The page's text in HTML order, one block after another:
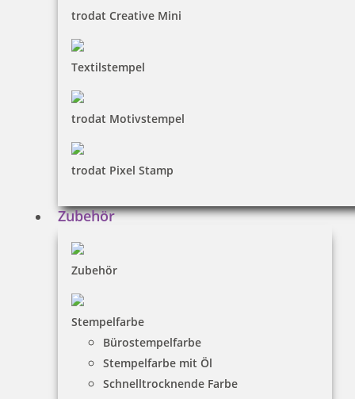
trodat Creative Mini
Textilstempel
trodat Motivstempel
trodat Pixel Stamp
Zubehör
Zubehör
Stempelfarbe
Bürostempelfarbe
Stempelfarbe mit Öl
Schnelltrocknende Farbe